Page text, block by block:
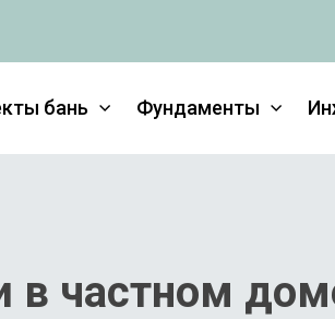
бань Фундаменты
в частном